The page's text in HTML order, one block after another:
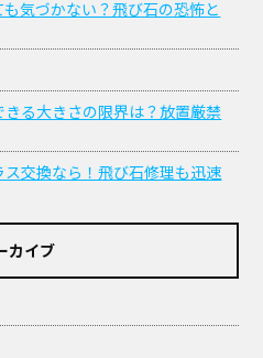
気づかない？飛び石の恐怖と
る大きさの限界は？放置厳禁
交換なら！飛び石修理も迅速
カイブ